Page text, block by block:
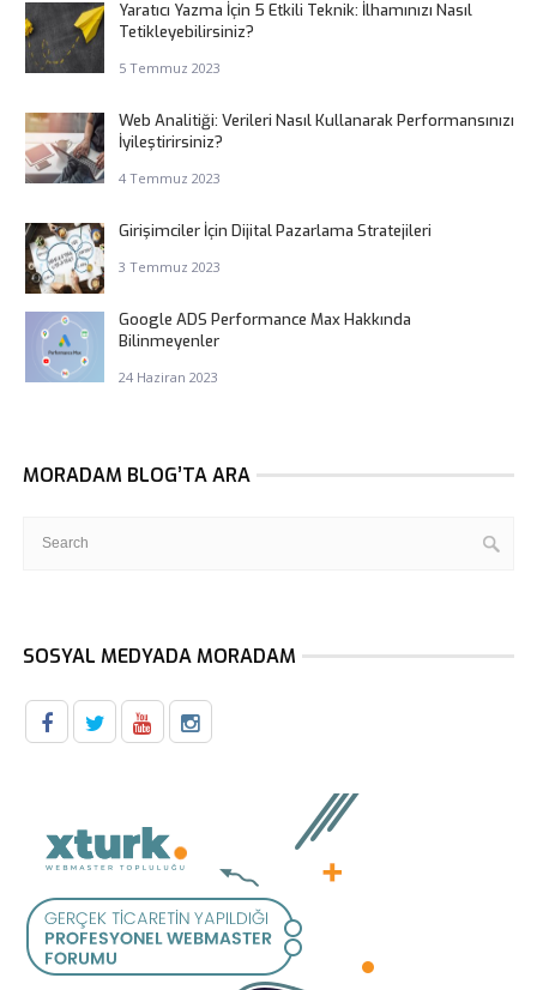
Yaratıcı Yazma İçin 5 Etkili Teknik: İlhamınızı Nasıl
Tetikleyebilirsiniz?
5 Temmuz 2023
Web Analitiği: Verileri Nasıl Kullanarak Performansınızı
İyileştirirsiniz?
4 Temmuz 2023
Girişimciler İçin Dijital Pazarlama Stratejileri
3 Temmuz 2023
Google ADS Performance Max Hakkında
Bilinmeyenler
24 Haziran 2023
MORADAM BLOG’TA ARA
SOSYAL MEDYADA MORADAM